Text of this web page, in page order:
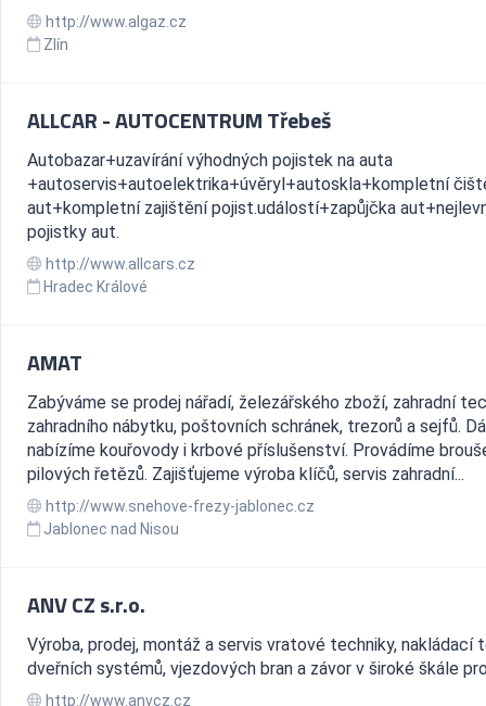
http://www.algaz.cz
Zlín
ALLCAR - AUTOCENTRUM Třebeš
Autobazar+uzavírání výhodných pojistek na auta
+autoservis+autoelektrika+úvěryl+autoskla+kompletní
aut+kompletní zajištění pojist.událostí+zapůjčka
pojistky aut.
http://www.allcars.cz
Hradec Králové
AMAT
Zabýváme se prodej nářadí, železářského zboží, zahradní
zahradního nábytku, poštovních schránek, trezorů a sejfů.
nabízíme kouřovody i krbové příslušenství. Provádíme
pilových řetězů. Zajišťujeme výroba klíčů, servis zahradní...
http://www.snehove-frezy-jablonec.cz
Jablonec nad Nisou
ANV CZ s.r.o.
Výroba, prodej, montáž a servis vratové techniky, nakládací
dveřních systémů, vjezdových bran a závor v široké škále
http://www.anvcz.cz